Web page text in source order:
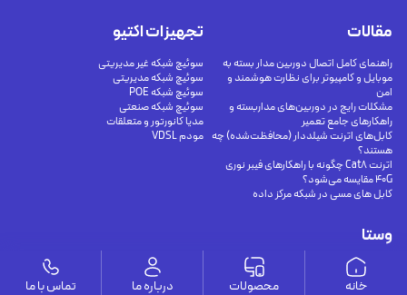
وستا
ارتباط با ما
درباره ما
تجهیزات اکتیو
سوئیچ شبکه غیر مدیریتی
سوئیچ شبکه مدیریتی
سوئیچ شبکه POE
سوئیچ شبکه صنعتی
مدیا کانورتور و متعلقات
مودم VDSL
مقالات
راهنمای کامل اتصال دوربین مدار بسته به
موبایل و کامپیوتر برای نظارت هوشمند و
امن
مشکلات رایج در دوربین‌های مداربسته و
راهکارهای جامع تعمیر
کابل‌های اترنت شیلددار (محافظت‌شده) چه
هستند؟
اترنت Cat8 چگونه با راهکارهای فیبر نوری
40G مقایسه می‌شود؟
کابل های مسی در شبکه مرکز داده
خانه محصولات درباره ما تماس با ما